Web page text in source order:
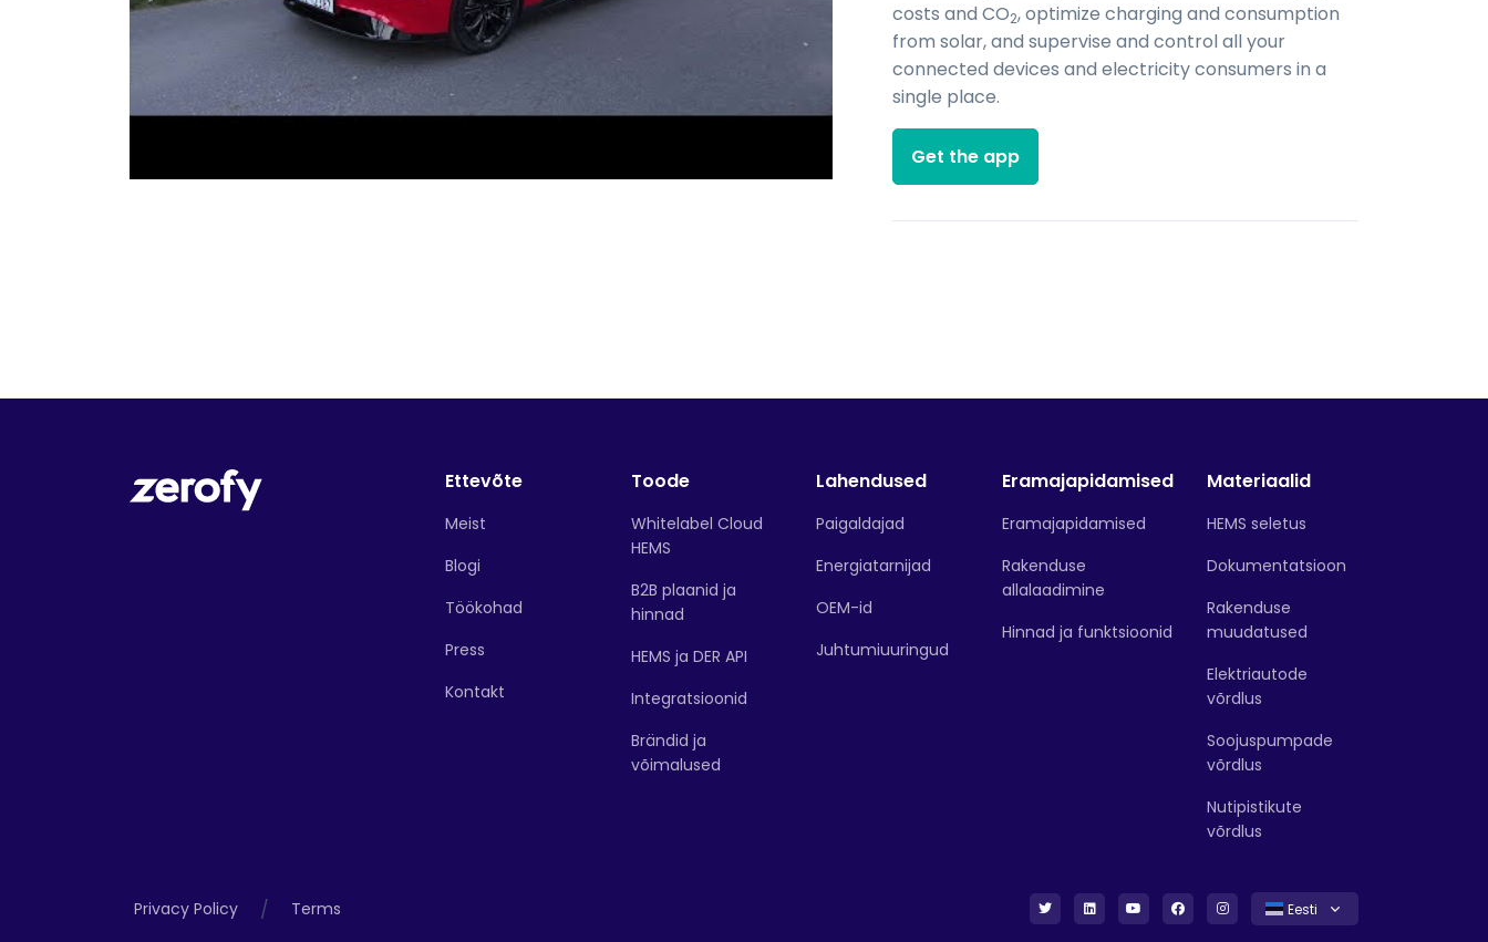
costs and CO2, optimize charging and consumption
from solar, and supervise and control all your
connected devices and electricity consumers in a
single place.
Get the app
Ettevõte
Meist
Blogi
Töökohad
Press
Kontakt
Toode
Whitelabel Cloud
HEMS
B2B plaanid ja
hinnad
HEMS ja DER API
Integratsioonid
Brändid ja
võimalused
Lahendused
Paigaldajad
Energiatarnijad
OEM-id
Juhtumiuuringud
Eramajapidamised
Eramajapidamised
Rakenduse
allalaadimine
Hinnad ja funktsioonid
Materiaalid
HEMS seletus
Dokumentatsioon
Rakenduse
muudatused
Elektriautode
võrdlus
Soojuspumpade
võrdlus
Nutipistikute
võrdlus
Privacy Policy / Terms Eesti